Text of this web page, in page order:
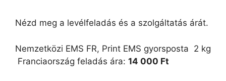
Nézd meg a levélfeladás és a szolgáltatás árát.
Nemzetközi EMS FR, Print EMS gyorsposta  2 kg
 Franciaország feladás ára: 14 000 Ft